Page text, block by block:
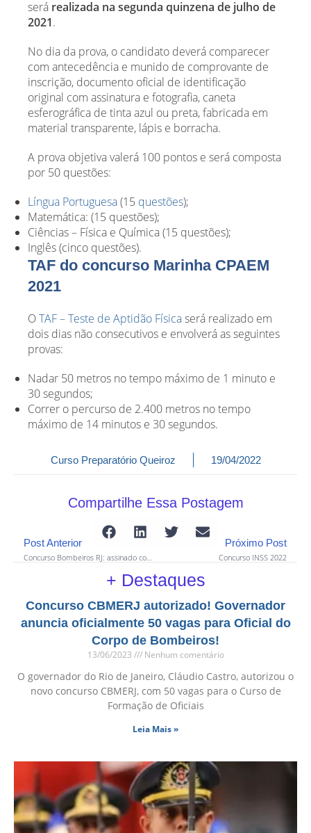
será realizada na segunda quinzena de julho de
2021.
No dia da prova, o candidato deverá comparecer
com antecedência e munido de comprovante de
inscrição, documento oficial de identificação
original com assinatura e fotografia, caneta
esferográfica de tinta azul ou preta, fabricada em
material transparente, lápis e borracha.
A prova objetiva valerá 100 pontos e será composta
por 50 questões:
Língua Portuguesa(15 questões);
Matemática: (15 questões);
Ciências – Física e Química (15 questões);
Inglês (cinco questões).
TAF do concurso Marinha CPAEM
2021
OTAF – Teste de Aptidão Físicaserá realizado em
dois dias não consecutivos e envolverá as seguintes
provas:
Nadar 50 metros no tempo máximo de 1 minuto e
30 segundos;
Correr o percurso de 2.400 metros no tempo
máximo de 14 minutos e 30 segundos.
Curso Preparatório Queiroz 19/04/2022
Compartilhe Essa Postagem
Post Anterior Próximo Post
Concurso INSS 2022
+ Destaques
Concurso CBMERJ autorizado! Governador
anuncia oficialmente 50 vagas para Oficial do
Corpo de Bombeiros!
13/06/2023 Nenhum comentário
O governador do Rio de Janeiro, Cláudio Castro, autorizou o
novo concurso CBMERJ, com 50 vagas para o Curso de
Formação de Oficiais
Leia Mais »